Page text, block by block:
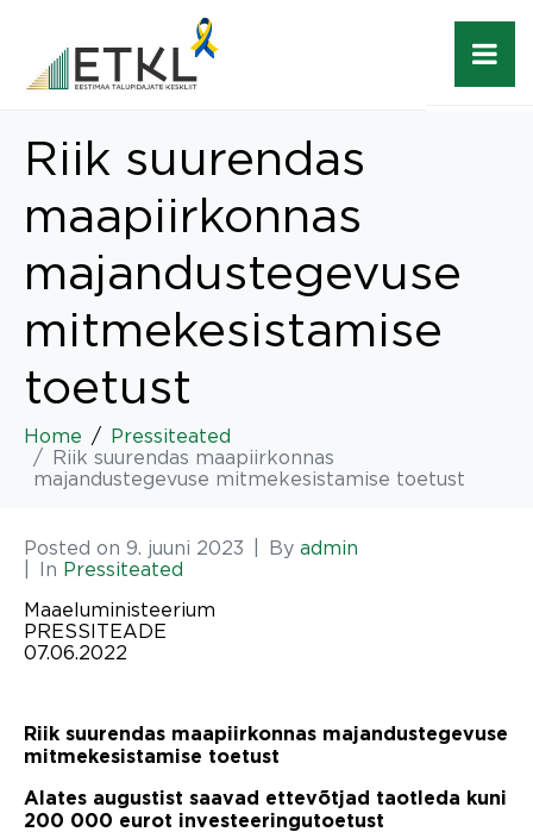
Riik suurendas
maapiirkonnas
majandustegevuse
mitmekesistamise
toetust
Home
Pressiteated
Riik suurendas maapiirkonnas
majandustegevuse mitmekesistamise toetust
Posted on 9. juuni 2023 By admin
In Pressiteated
Maaeluministeerium
PRESSITEADE
07.06.2022
Riik suurendas maapiirkonnas majandustegevuse
mitmekesistamise toetust
Alates augustist saavad ettevõtjad taotleda kuni
200 000 eurot investeeringutoetust